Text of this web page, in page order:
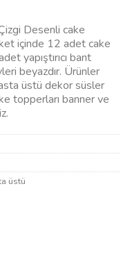
Desenli cake
içinde 12 adet cake
yapıştırıcı bant
beyazdır. Ürünler
üstü dekor süsler
topperları banner ve
üstü